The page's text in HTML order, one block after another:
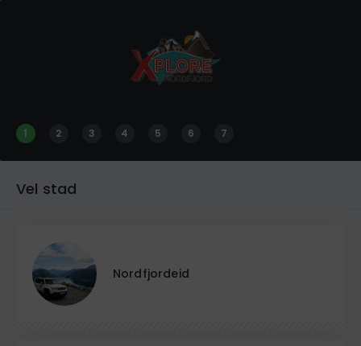
1 2 3 4 5 6 7
Vel stad
Nordfjordeid